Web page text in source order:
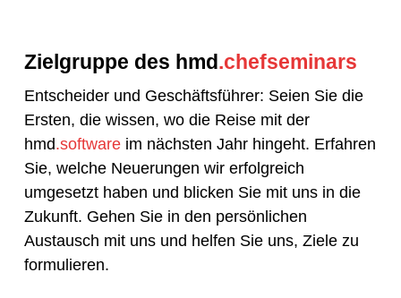
Zielgruppe des hmd.chefseminars
Entscheider und Geschäftsführer: Seien Sie die
Ersten, die wissen, wo die Reise mit der
hmd.software im nächsten Jahr hingeht. Erfahren
Sie, welche Neuerungen wir erfolgreich
umgesetzt haben und blicken Sie mit uns in die
Zukunft. Gehen Sie in den persönlichen
Austausch mit uns und helfen Sie uns, Ziele zu
formulieren.